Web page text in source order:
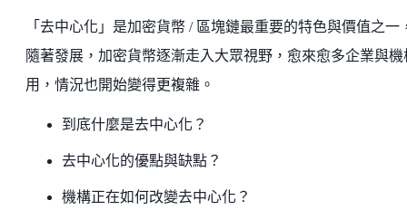
「去中心化」是加密貨幣 / 區塊鏈最重要的特色與價值之一
隨著發展，加密貨幣逐漸走入大眾視野，愈來愈多企業與機
用，情況也開始變得更複雜。
到底什麼是去中心化？
去中心化的優點與缺點？
機構正在如何改變去中心化？